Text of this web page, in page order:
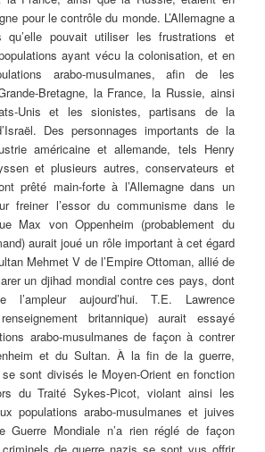
pour le contrôle du monde. L’Allemagne a
qu’elle pouvait utiliser les frustrations et
ayant vécu la colonisation, et en
arabo-musulmanes, afin de les
Bretagne, la France, la Russie, ainsi
Unis et les sionistes, partisans de la
Des personnages importants de la
américaine et allemande, tels Henry
et plusieurs autres, conservateurs et
prêté main-forte à l’Allemagne dans un
freiner l’essor du communisme dans le
Max von Oppenheim (probablement du
aurait joué un rôle important à cet égard
Mehmet V de l’Empire Ottoman, allié de
un djihad mondial contre ces pays, dont
l’ampleur aujourd’hui. T.E. Lawrence
britannique) aurait essayé
arabo-musulmanes de façon à contrer
et du Sultan. À la fin de la guerre,
sont divisés le Moyen-Orient en fonction
du Traité Sykes-Picot, violant ainsi les
populations arabo-musulmanes et juives
Guerre Mondiale n’a rien réglé de façon